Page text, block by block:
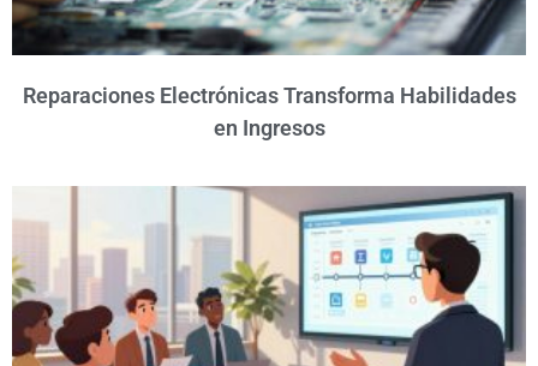
Reparaciones Electrónicas Transforma Habilidades
en Ingresos